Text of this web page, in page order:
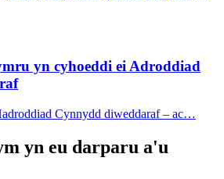
yn cyhoeddi ei Adroddiad
Cynnydd diweddaraf – ac…
yn eu darparu a'u